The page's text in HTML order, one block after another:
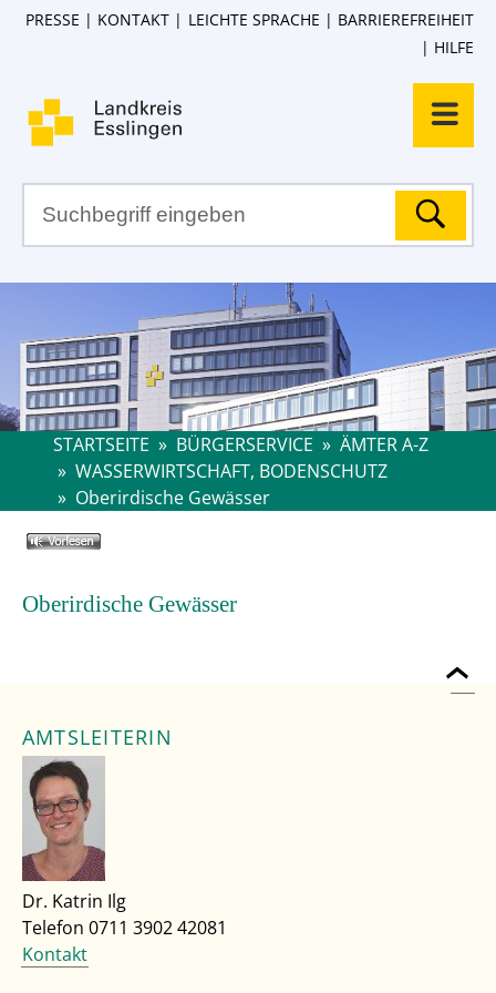
PRESSE KONTAKT LEICHTE SPRACHE
BARRIEREFREIHEIT
HILFE
STARTSEITE » BÜRGERSERVICE » ÄMTER A-Z
» WASSERWIRTSCHAFT, BODENSCHUTZ
» Oberirdische Gewässer
Oberirdische Gewässer
AMTSLEITERIN
Dr. Katrin Ilg
Telefon 0711 3902 42081
Kontakt